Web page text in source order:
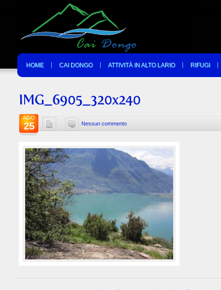
HOME CAI DONGO ATTIVITÀ IN ALTO LARIO RIFUGI
Nessun commento
AGO
25